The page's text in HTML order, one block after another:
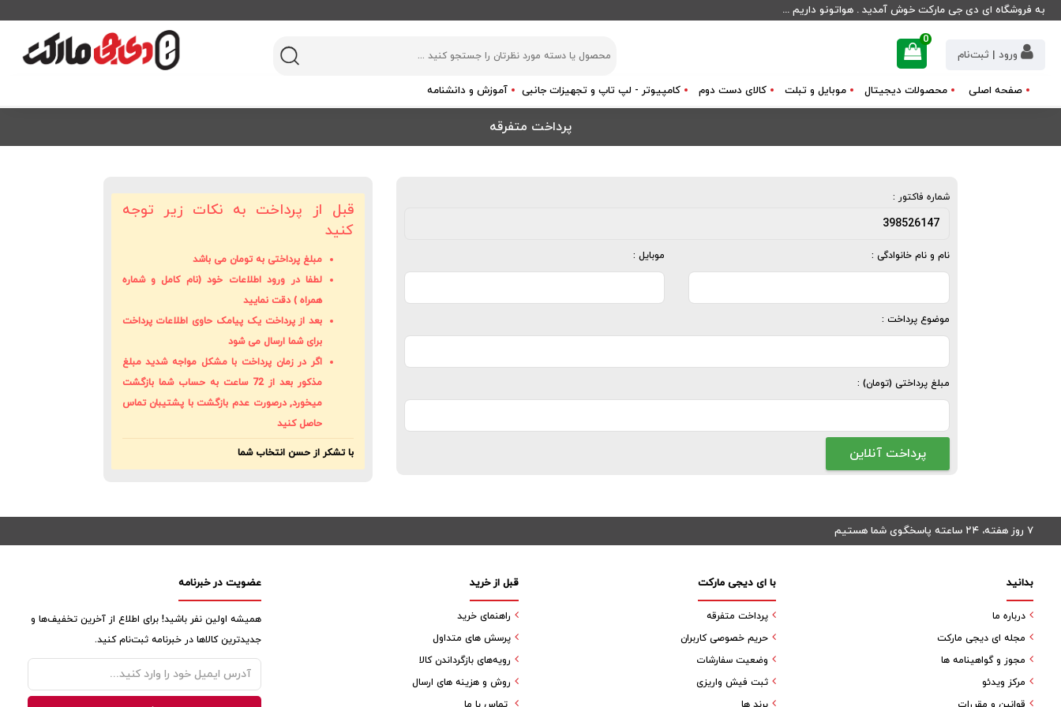
به فروشگاه ای دی جی مارکت خوش آمدید . هواتونو داریم ...
ورود | ثبت‌نام
0
صفحه اصلی محصولات دیجیتال موبایل و تبلت کالای دست دوم کامپیوتر - لپ تاپ و تجهیزات جانبی آموزش و دانشنامه
پرداخت متفرقه
قبل از پرداخت به نکات زیر توجه
کنید
مبلغ پرداختی بهتومانمی باشد
لطفا در ورود اطلاعات خود (نام کامل و شماره
همراه ) دقت نمایید
بعد از پرداخت یک پیامک حاوی اطلاعات پرداخت
برای شما ارسال می شود
اگر در زمان پرداخت با مشکل مواجه شدید مبلغ
مذکور بعد از 72 ساعت به حساب شما بازگشت
میخورد, درصورت عدم بازگشت با پشتیبان تماس
حاصل کنید
با تشکر از حسن انتخاب شما
شماره فاكتور :
نام و نام خانوادگی : موبایل :
موضوع پرداخت :
مبلغ پرداختی (تومان) :
۷ روز هفته، ۲۴ ساعته پاسخگوی شما هستیم
عضویت در خبرنامه
همیشه اولین نفر باشید! برای اطلاع از آخرین تخفیف‌ها و
جدیدترین کالاها در خبرنامه ثبت‌نام کنید.
قبل از خرید
راهنمای خرید
پرسش های متداول
رویه‌های بازگرداندن کالا
روش و هزینه های ارسال
با ای دیجی مارکت
پرداخت متفرقه
حریم خصوصی کاربران
وضعیت سفارشات
ثبت فیش واریزی
بدانید
درباره ما
مجله ای دیجی مارکت
مجوز و گواهینامه ها
مرکز ویدئو